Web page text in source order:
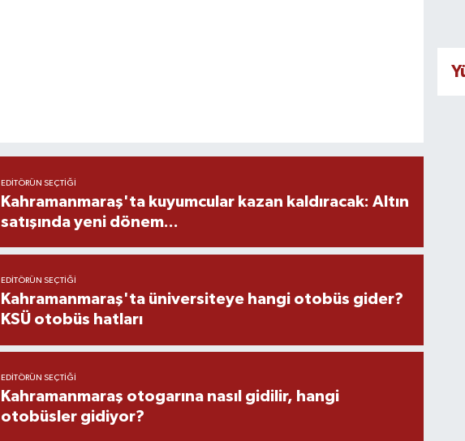
EDITÖRÜN SEÇTIĞI
Kahramanmaraş'ta kuyumcular kazan kaldıracak: Altın
satışında yeni dönem...
EDITÖRÜN SEÇTIĞI
Kahramanmaraş'ta üniversiteye hangi otobüs gider?
KSÜ otobüs hatları
EDITÖRÜN SEÇTIĞI
Kahramanmaraş otogarına nasıl gidilir, hangi
otobüsler gidiyor?